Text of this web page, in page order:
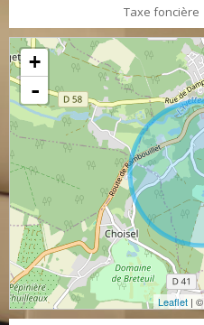
Taxe foncière
+
-
Leaflet | ©